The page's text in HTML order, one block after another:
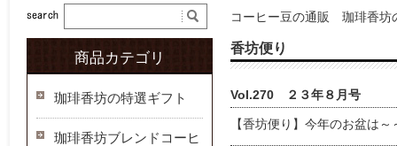
コーヒー豆の通販 珈琲香坊
香坊便り
Vol.270 ２３年８月号
【香坊便り】今年のお盆は～
商品カテゴリ
珈琲香坊の特選ギフト
珈琲香坊ブレンドコーヒ